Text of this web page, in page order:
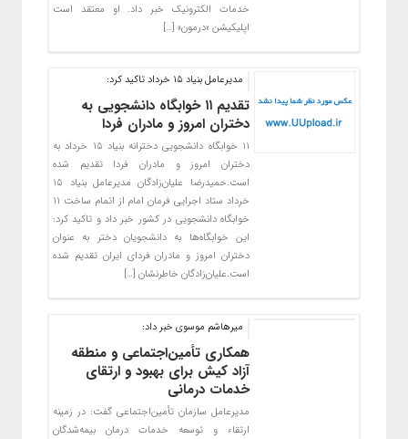
خدمات الکترونیک خبر داد. او معتقد است
اپلیکیشن «درمون» […]
مدیرعامل بنیاد ۱۵ خرداد تاکید کرد:
تقدیم ۱۱ خوابگاه دانشجویی به
دختران امروز و مادران فردا
۱۱ خوابگاه دانشجویی دخترانه بنیاد ۱۵ خرداد به
دختران امروز و مادران فردا تقدیم شده
است.حمیدرضا علیان‌زادگان مدیرعامل بنیاد ۱۵
خرداد ستاد اجرایی فرمان امام از اتمام ساخت ۱۱
خوابگاه دانشجویی در کشور خبر داد و تاکید کرد:
این خوابگاه‌ها به دانشجویان دختر به عنوان
دختران امروز و مادران فردای ایران تقدیم شده
است.علیان‌زادگان خاطرنشان […]
میرهاشم موسوی خبر داد:
همکاری تأمین‌اجتماعی و منطقه
آزاد کیش برای بهبود و ارتقای
خدمات درمانی
مدیرعامل سازمان تأمین‌اجتماعی گفت: در زمینه
ارتقاء و توسعه خدمات درمان بیمه‌شدگان